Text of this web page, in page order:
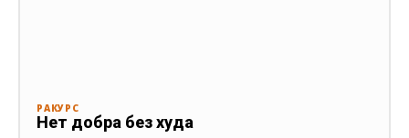
РАКУРС
Нет добра без худа